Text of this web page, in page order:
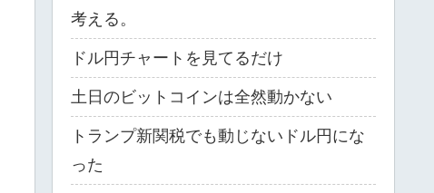
考える。
ドル円チャートを見てるだけ
土日のビットコインは全然動かない
トランプ新関税でも動じないドル円にな
った